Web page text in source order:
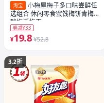
淘宝
小梅屋梅子多口味尝鲜任
选组合 休闲零食蜜饯梅饼青梅
酸梅话梅干
券减¥33
¥19.8 ¥52.8
3.2折